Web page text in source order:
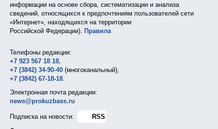
информации на основе сбора, систематизации и анализа
сведений, относящихся к предпочтениям пользователей сети
«Интернет», находящихся на территории
Российской Федерации). Правила
Телефоны редакции:
+7 923 567 18 18,
+7 (3842) 34-90-40 (многоканальный),
+7 (3842) 67-18-18.
Электронная почта редакции:
news@prokuzbass.ru
Подписка на новости:
RSS